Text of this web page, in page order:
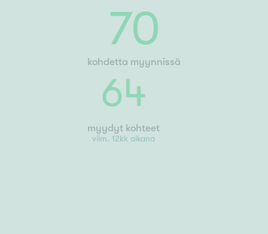
70
kohdetta myynnissä
64
myydyt kohteet
viim. 12kk aikana